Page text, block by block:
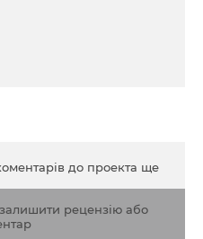
до проекта ще
рецензію або